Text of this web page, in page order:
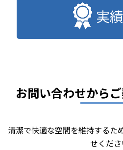
実
お問い合わせから
清潔で快適な空間を維持するた
せくだ